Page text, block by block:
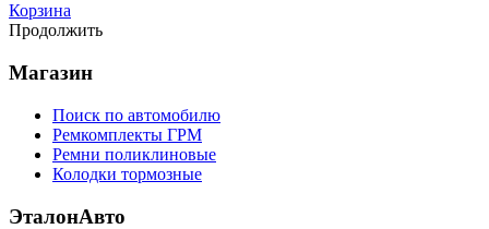
Корзина
Продолжить
Магазин
Поиск по автомобилю
Ремкомплекты ГРМ
Ремни поликлиновые
Колодки тормозные
ЭталонАвто